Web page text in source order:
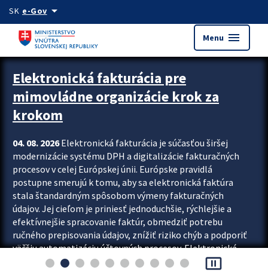
Preskocit na hlavný obsah
SK e-Govarrow_drop_down
Menu menu
Zastavit automatický posun upútavok
Elektronická fakturácia pre
mimovládne organizácie krok za
krokom
04. 08. 2026Elektronická fakturácia je súčasťou širšej
modernizácie systému DPH a digitalizácie fakturačných
procesov v celej Európskej únii. Európske pravidlá
postupne smerujú k tomu, aby sa elektronická faktúra
stala štandardným spôsobom výmeny fakturačných
údajov. Jej cieľom je priniesť jednoduchšie, rýchlejšie a
efektívnejšie spracovanie faktúr, obmedziť potrebu
ručného prepisovania údajov, znížiť riziko chýb a podporiť
väčšiu automatizáciu účtovných procesov. Elektronická
fakturácia preto nepredstavuje...
pause_presentation